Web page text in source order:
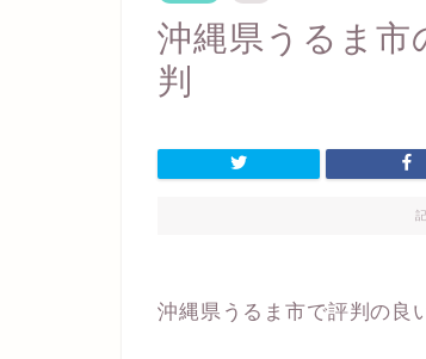
沖縄県うるま市
判
沖縄県うるま市で評判の良